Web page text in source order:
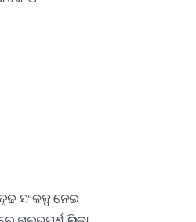
ସଂକଳ୍ପ ନେଇ